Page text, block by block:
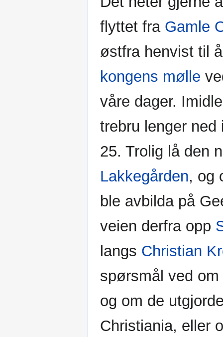
flyttet fra Gamle
østfra henvist til
kongens mølle
våre dager.
trebru lenger
25. Trolig lå den
Lakkegården, og
ble avbilda på
veien derfra opp
langs Christian
spørsmål ved
og om de
Christiania, eller